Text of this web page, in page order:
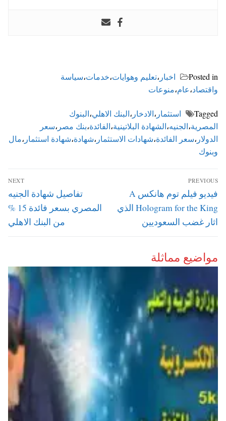
Posted in اخبار ،تعليم وهوايات،خدمات،سياسة
واقتصاد،عام،منوعات
Tagged استثمار ،الادخار ،البنك الاهلي،البنوك
المصرية،الجنيه،الشهادة البلاتينية،الفائدة،بنك مصر ،سعر
الدولار ،سعر الفائدة،شهادات الاستثمار ،شهادة،شهادة استثمار ،مال
وبنوك
تصفّح
المقالات
PREVIOUS
Previous
post:
فيديو فيلم توم هانكس A
Hologram for the King الذي
اثار غضب السعوديين
NEXT
Next
post:
تفاصيل شهادة الجنيه
المصري بسعر فائدة 15 %
من البنك الاهلي
مواضيع مماثلة